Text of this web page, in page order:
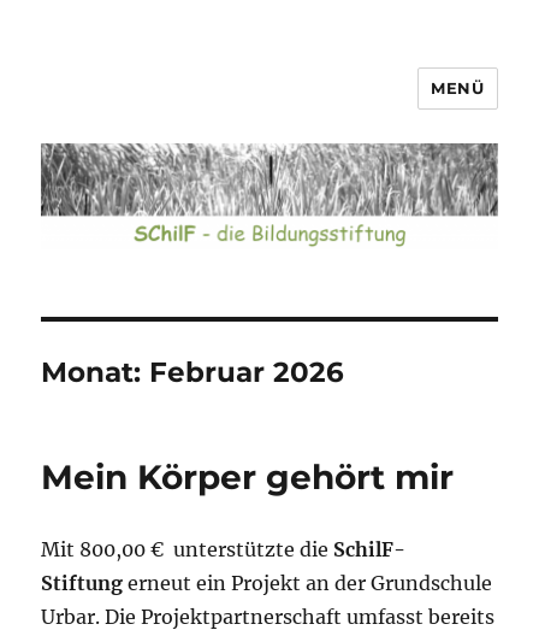
SChilF – die Bildungsstiftung
MENÜ
Monat: Februar 2026
Mein Körper gehört mir
Mit 800,00 € unterstützte die SchilF-
Stiftung erneut ein Projekt an der Grundschule
Urbar. Die Projektpartnerschaft umfasst bereits